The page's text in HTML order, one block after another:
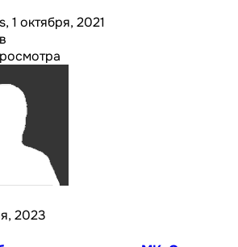
1 октября, 2021
2023